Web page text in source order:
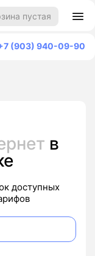
пустая
(903) 940-09-90
в
доступных